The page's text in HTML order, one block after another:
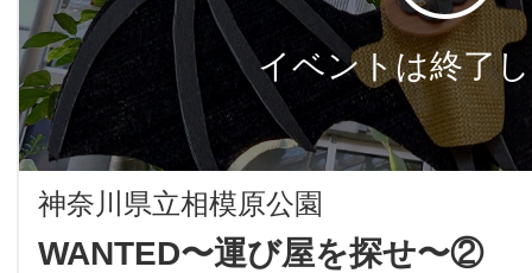
イベントは終了
神奈川県立相模原公園
WANTED〜運び屋を探せ〜②
X
LINE
加盟スポットに
地域に導入を